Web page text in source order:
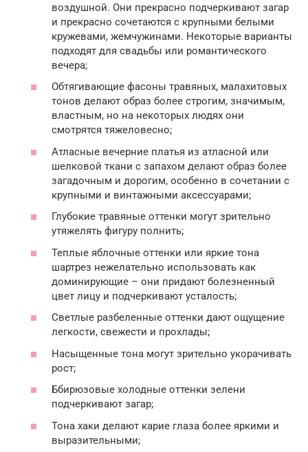
воздушной. Они прекрасно подчеркивают загар
и прекрасно сочетаются с крупными белыми
кружевами, жемчужинами. Некоторые варианты
подходят для свадьбы или романтического
вечера;
Обтягивающие фасоны травяных, малахитовых
тонов делают образ более строгим, значимым,
властным, но на некоторых людях они
смотрятся тяжеловесно;
Атласные вечерние платья из атласной или
шелковой ткани с запахом делают образ более
загадочным и дорогим, особенно в сочетании с
крупными и винтажными аксессуарами;
Глубокие травяные оттенки могут зрительно
утяжелять фигуру полнить;
Теплые яблочные оттенки или яркие тона
шартрез нежелательно использовать как
доминирующие – они придают болезненный
цвет лицу и подчеркивают усталость;
Светлые разбеленные оттенки дают ощущение
легкости, свежести и прохлады;
Насыщенные тона могут зрительно укорачивать
рост;
Ббирюзовые холодные оттенки зелени
подчеркивают загар;
Тона хаки делают карие глаза более яркими и
выразительными;